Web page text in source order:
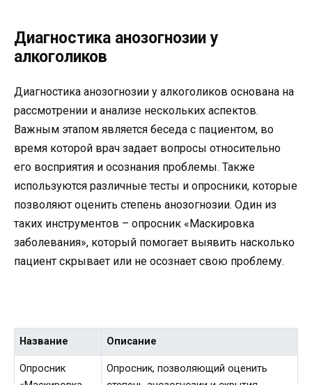
Диагностика анозогнозии у
алкоголиков
Диагностика анозогнозии у алкоголиков основана на
рассмотрении и анализе нескольких аспектов.
Важным этапом является беседа с пациентом, во
время которой врач задает вопросы относительно
его восприятия и осознания проблемы. Также
используются различные тесты и опросники, которые
позволяют оценить степень анозогнозии. Один из
таких инструментов – опросник «Маскировка
заболевания», который помогает выявить насколько
пациент скрывает или не осознает свою проблему.
Название Описание
Опросник
Опросник, позволяющий оценить